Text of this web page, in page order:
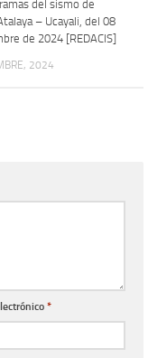
del sismo de
– Ucayali, del 08
de 2024 [REDACIS]
2024
*